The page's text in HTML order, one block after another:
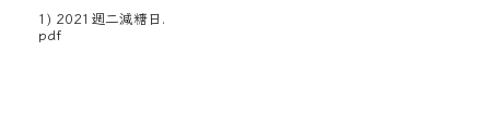
1) 2021週二減糖日.
pdf